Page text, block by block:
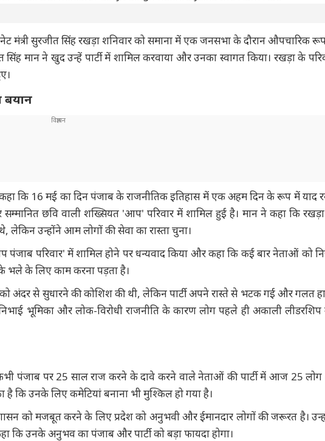
मंत्री सुरजीत सिंह रखड़ा शनिवार को समाना में एक जनसभा के दौरान औपचारिक
मान ने खुद उन्हें पार्टी में शामिल करवाया और उनका स्वागत किया। रखड़ा के
बयान
कहा कि 16 मई का दिन पंजाब के राजनीतिक इतिहास में एक अहम दिन के रूप में याद
छवि वाली शख्सियत 'आप' परिवार में शामिल हुई है। मान ने कहा कि
उन्होंने आम लोगों की सेवा का रास्ता चुना।
परिवार' में शामिल होने पर धन्यवाद किया और कहा कि कई बार नेताओं को
भले के लिए काम करना पड़ता है।
अंदर से सुधारने की कोशिश की थी, लेकिन पार्टी अपने रास्ते से भटक गई और गलत
भूमिका और लोक-विरोधी राजनीति के कारण लोग पहले ही अकाली लीडरशिप
पंजाब पर 25 साल राज करने के दावे करने वाले नेताओं की पार्टी में आज 25 लोग
कि उनके लिए कमेटियां बनाना भी मुश्किल हो गया है।
को मजबूत करने के लिए प्रदेश को अनुभवी और ईमानदार लोगों की जरूरत है।
कि उनके अनुभव का पंजाब और पार्टी को बड़ा फायदा होगा।